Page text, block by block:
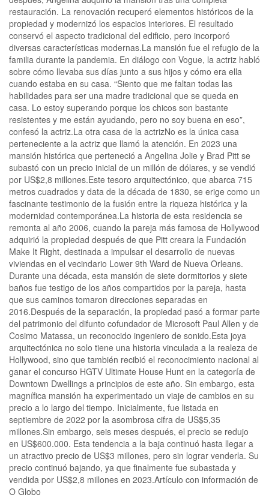
restauración. La renovación recuperó elementos históricos de la
propiedad y modernizó los espacios interiores. El resultado
conservó el aspecto tradicional del edificio, pero incorporó
diversas características modernas.La mansión fue el refugio de la
familia durante la pandemia. En diálogo con Vogue, la actriz habló
sobre cómo llevaba sus días junto a sus hijos y cómo era ella
cuando estaba en su casa. “Siento que me faltan todas las
habilidades para ser una madre tradicional que se queda en
casa. Lo estoy superando porque los chicos son bastante
resistentes y me están ayudando, pero no soy buena en eso”,
confesó la actriz.La otra casa de la actrizNo es la única casa
perteneciente a la actriz que llamó la atención. En 2023 una
mansión histórica que perteneció a Angelina Jolie y Brad Pitt se
subastó con un precio inicial de un millón de dólares, y se vendió
por US$2,8 millones.Este tesoro arquitectónico, que abarca 715
metros cuadrados y data de la década de 1830, se erige como un
fascinante testimonio de la fusión entre la riqueza histórica y la
modernidad contemporánea.La historia de esta residencia se
remonta al año 2006, cuando la pareja más famosa de Hollywood
adquirió la propiedad después de que Pitt creara la Fundación
Make It Right, destinada a impulsar el desarrollo de nuevas
viviendas en el vecindario Lower 9th Ward de Nueva Orleans.
Durante una década, esta mansión de siete dormitorios y siete
baños fue testigo de los años compartidos por la pareja, hasta
que sus caminos tomaron direcciones separadas en
2016.Después de la separación, la propiedad pasó a formar parte
del patrimonio del difunto cofundador de Microsoft Paul Allen y de
Cosimo Matassa, un reconocido ingeniero de sonido.Esta joya
arquitectónica no solo tiene una historia vinculada a la realeza de
Hollywood, sino que también recibió el reconocimiento nacional al
ganar el concurso HGTV Ultimate House Hunt en la categoría de
Downtown Dwellings a principios de este año. Sin embargo, esta
magnífica mansión ha experimentado un viaje de cambios en su
precio a lo largo del tiempo. Inicialmente, fue listada en
septiembre de 2022 por la asombrosa cifra de US$5,35
millones.Sin embargo, seis meses después, el precio se redujo
en US$600.000. Esta tendencia a la baja continuó hasta llegar a
un atractivo precio de US$3 millones, pero sin lograr venderla. Su
precio continuó bajando, ya que finalmente fue subastada y
vendida por US$2,8 millones en 2023.Artículo con información de
O Globo